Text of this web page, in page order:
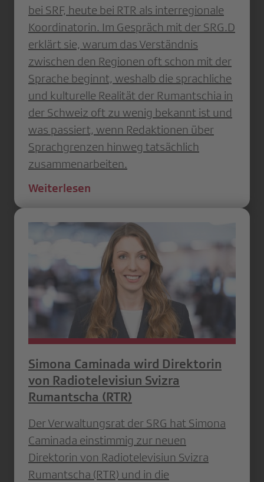
bei SRF, heute bei RTR als interregionale
Koordinatorin. Im Gespräch mit der SRG.D
erklärt sie, warum das Verständnis
zwischen den Regionen oft schon mit der
Sprache beginnt, weshalb die sprachliche
und kulturelle Realität der Rumantschia in
der Schweiz oft zu wenig bekannt ist und
was passiert, wenn Redaktionen über
Sprachgrenzen hinweg tatsächlich
zusammenarbeiten.
Weiterlesen
Simona Caminada wird Direktorin
von Radiotelevisiun Svizra
Rumantscha (RTR)
Der Verwaltungsrat der SRG hat Simona
Caminada einstimmig zur neuen
Direktorin von Radiotelevisiun Svizra
Rumantscha (RTR) und in die